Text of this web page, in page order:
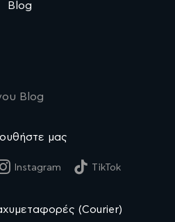
Blog
Blog
μας
Instagram TikTok
(Courier)